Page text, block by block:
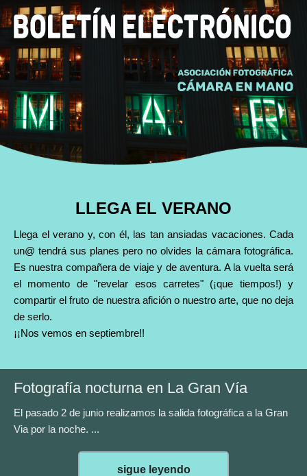
LLEGA EL VERANO
Llega el verano y, con él, las tan ansiadas vacaciones. Cada
un@ tendrá sus planes pero no olvides la cámara fotográfica.
Es nuestra compañera de viaje y de aventura. A la vuelta será
el momento de "revelar esos carretes" (¡que tiempos!) y
compartir el fruto de nuestra afición o nuestro arte, que no deja
de serlo.
¡¡Nos vemos en septiembre!!
Fotografía nocturna en La Gran Vía
El pasado 2 de junio realizamos la salida fotográfica a la Gran
Via por la noche. ...
sigue leyendo